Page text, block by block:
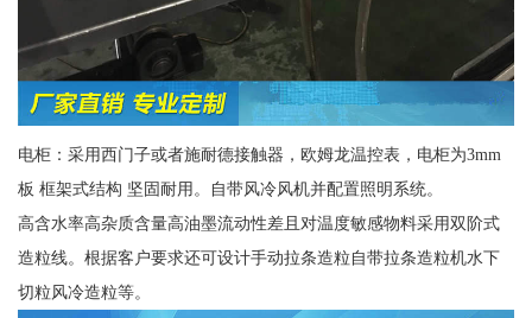
电柜：采用西门子或者施耐德接触器，欧姆龙温控表，电柜为3mm
板 框架式结构 坚固耐用。自带风冷风机并配置照明系统。
高含水率高杂质含量高油墨流动性差且对温度敏感物料采用双阶式
造粒线。根据客户要求还可设计手动拉条造粒自带拉条造粒机水下
切粒风冷造粒等。